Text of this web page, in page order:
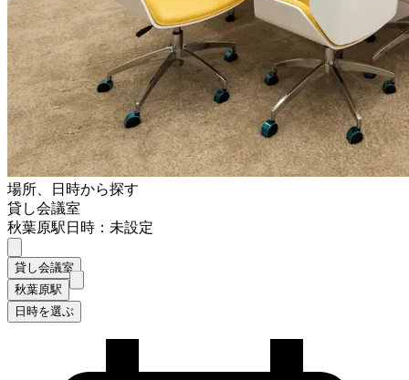
場所、日時から探す
貸し会議室
秋葉原駅日時：未設定
貸し会議室
秋葉原駅
日時を選ぶ